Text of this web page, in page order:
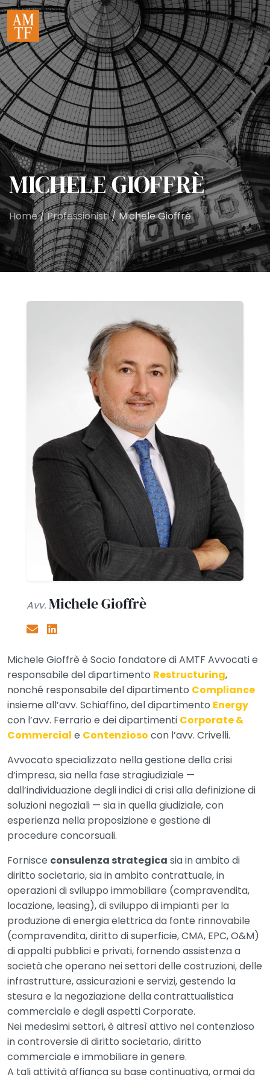
MICHELE GIOFFRÈ
Home/Professionisti/ Michele Gioffrè
Avv. Michele Gioffrè
Michele Gioffrè è Socio fondatore di AMTF Avvocati e
responsabile del dipartimento Restructuring,
nonché responsabile del dipartimento Compliance
insieme all’avv. Schiaffino, del dipartimento Energy
con l’avv. Ferrario e dei dipartimenti Corporate &
Commercial e Contenzioso con l’avv. Crivelli.
Avvocato specializzato nella gestione della crisi
d’impresa, sia nella fase stragiudiziale —
dall’individuazione degli indici di crisi alla definizione di
soluzioni negoziali — sia in quella giudiziale, con
esperienza nella proposizione e gestione di
procedure concorsuali.
Fornisce consulenza strategica sia in ambito di
diritto societario, sia in ambito contrattuale, in
operazioni di sviluppo immobiliare (compravendita,
locazione, leasing), di sviluppo di impianti per la
produzione di energia elettrica da fonte rinnovabile
(compravendita, diritto di superficie, CMA, EPC, O&M)
di appalti pubblici e privati, fornendo assistenza a
società che operano nei settori delle costruzioni, delle
infrastrutture, assicurazioni e servizi, gestendo la
stesura e la negoziazione della contrattualistica
commerciale e degli aspetti Corporate.
Nei medesimi settori, è altresì attivo nel contenzioso
in controversie di diritto societario, diritto
commerciale e immobiliare in genere.
A tali attività affianca su base continuativa, ormai da